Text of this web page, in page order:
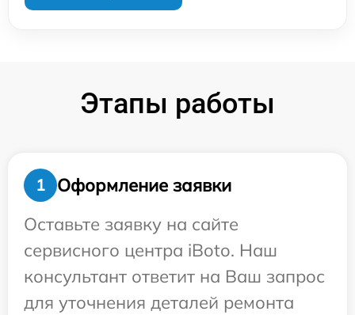
Этапы работы
1
Оформление заявки
Оставьте заявку на сайте
сервисного центра iBoto. Наш
консультант ответит на Ваш запрос
для уточнения деталей ремонта